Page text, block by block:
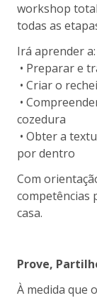
workshop
todas as
Irá aprender a:
• Preparar e
• Criar o
•
cozedura
• Obter a
por dentro
Com
competências
casa.
Prove,
À medida que